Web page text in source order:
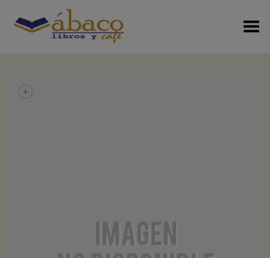
Menú Alterno
+